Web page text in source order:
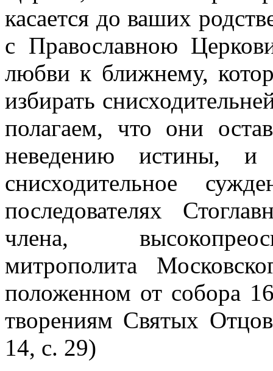
касается до ваших
с Православною
любви к ближнему,
избирать
полагаем, что они
неведению истины,
снисходительное
последователях
члена,
митрополита
положенном от собора
творениям Святых
14, с. 29)